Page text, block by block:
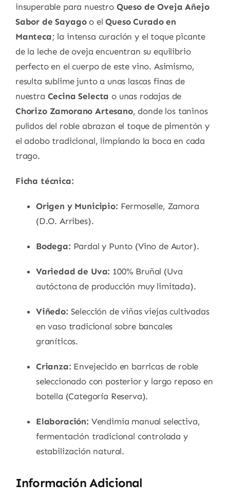
insuperable para nuestro Queso de Oveja Añejo
Sabor de Sayagoo elQueso Curado en
Manteca; la intensa curación y el toque picante
de la leche de oveja encuentran su equilibrio
perfecto en el cuerpo de este vino. Asimismo,
resulta sublime junto a unas lascas finas de
nuestra Cecina Selecta o unas rodajas de
Chorizo Zamorano Artesano, donde los taninos
pulidos del roble abrazan el toque de pimentón y
el adobo tradicional, limpiando la boca en cada
trago.
Ficha técnica:
Origen y Municipio: Fermoselle, Zamora
(D.O. Arribes).
Bodega: Pardal y Punto (Vino de Autor).
Variedad de Uva: 100% Bruñal (Uva
autóctona de producción muy limitada).
Viñedo: Selección de viñas viejas cultivadas
en vaso tradicional sobre bancales
graníticos.
Crianza: Envejecido en barricas de roble
seleccionado con posterior y largo reposo en
botella (Categoría Reserva).
Elaboración: Vendimia manual selectiva,
fermentación tradicional controlada y
estabilización natural.
Información Adicional